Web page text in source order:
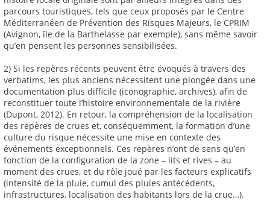
parcours touristiques, tels que ceux proposés par le Centre
Méditerranéen de Prévention des Risques Majeurs, le CPRIM
(Avignon, île de la Barthelasse par exemple), sans même savoir
qu’en pensent les personnes sensibilisées.
2) Si les repères récents peuvent être évoqués à travers des
verbatims, les plus anciens nécessitent une plongée dans une
documentation plus difficile (iconographie, archives), afin de
reconstituer toute l’histoire environnementale de la rivière
(Dupont, 2012). En retour, la compréhension de la localisation
des repères de crues et, conséquemment, la formation d’une
culture du risque nécessite une mise en contexte des
événements exceptionnels. Ces repères n’ont de sens qu’en
fonction de la configuration de la zone – lits et rives – au
moment des crues, et du rôle joué par les facteurs explicatifs
(intensité de la pluie, cumul des pluies antécédents,
infrastructures, localisation des habitants lors de la crue…).